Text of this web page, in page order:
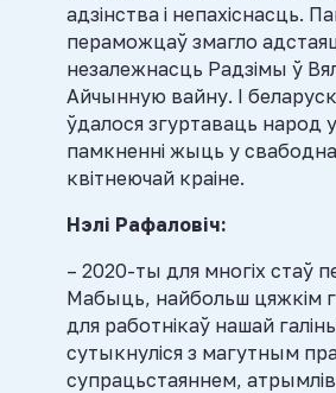
адзінства і непахіснасць.
пераможцаў змагло
незалежнасць Радзімы ў
Айчынную вайну. І
ўдалося згуртаваць народ
памкненні жыць у
квітнеючай краіне.
Нэлі Рафаловіч:
– 2020-ты для многіх стаў
Мабыць, найбольш цяжкім
для работнікаў нашай
сутыкнуліся з магутным
супрацьстаяннем,